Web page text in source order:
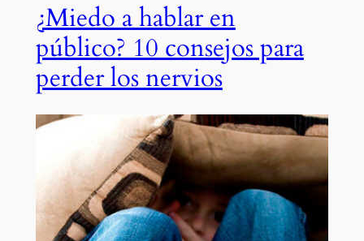
¿Miedo a hablar en
público? 10 consejos para
perder los nervios